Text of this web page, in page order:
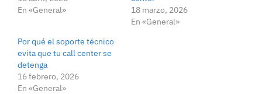
En «General»
18 marzo, 2026
En «General»
Por qué el soporte técnico
evita que tu call center se
detenga
16 febrero, 2026
En «General»